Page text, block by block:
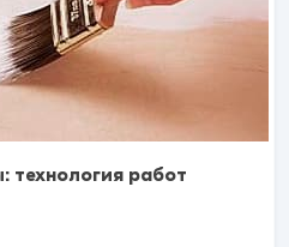
работ